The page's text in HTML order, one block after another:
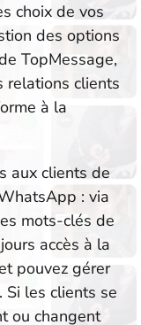
choix de vos
des options
TopMessage,
relations clients
à la
aux clients de
: via
mots-clés de
accès à la
pouvez gérer
les clients se
ou changent